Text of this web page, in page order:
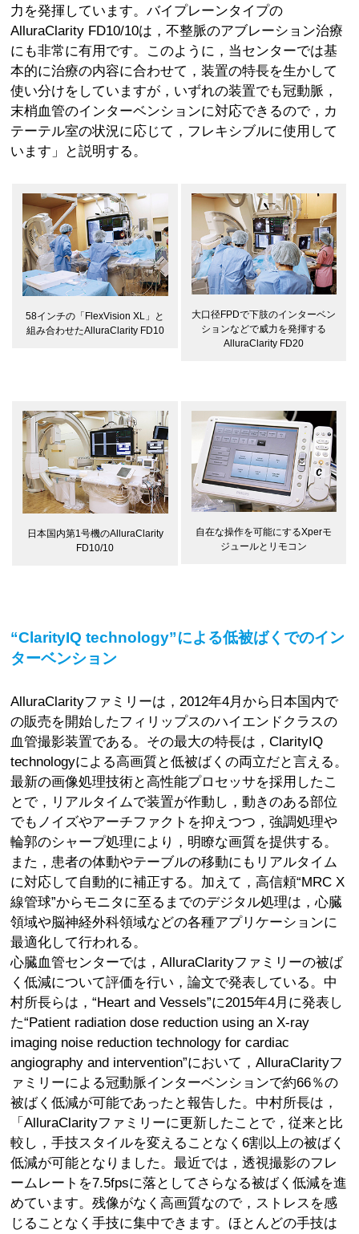
力を発揮しています。バイプレーンタイプの
AlluraClarity FD10/10は，不整脈のアブレーション治療
にも非常に有用です。このように，当センターでは基
本的に治療の内容に合わせて，装置の特長を生かして
使い分けをしていますが，いずれの装置でも冠動脈，
末梢血管のインターベンションに対応できるので，カ
テーテル室の状況に応じて，フレキシブルに使用して
います」と説明する。
58インチの「FlexVision XL」と
組み合わせたAlluraClarity FD10
大口径FPDで下肢のインターベン
ションなどで威力を発揮する
AlluraClarity FD20
日本国内第1号機のAlluraClarity
FD10/10
自在な操作を可能にするXperモ
ジュールとリモコン
“ClarityIQ technology”による低被ばくでのイン
ターベンション
AlluraClarityファミリーは，2012年4月から日本国内で
の販売を開始したフィリップスのハイエンドクラスの
血管撮影装置である。その最大の特長は，ClarityIQ
technologyによる高画質と低被ばくの両立だと言える。
最新の画像処理技術と高性能プロセッサを採用したこ
とで，リアルタイムで装置が作動し，動きのある部位
でもノイズやアーチファクトを抑えつつ，強調処理や
輪郭のシャープ処理により，明瞭な画質を提供する。
また，患者の体動やテーブルの移動にもリアルタイム
に対応して自動的に補正する。加えて，高信頼“MRC X
線管球”からモニタに至るまでのデジタル処理は，心臓
領域や脳神経外科領域などの各種アプリケーションに
最適化して行われる。
心臓血管センターでは，AlluraClarityファミリーの被ば
く低減について評価を行い，論文で発表している。中
村所長らは，“Heart and Vessels”に2015年4月に発表し
た“Patient radiation dose reduction using an X-ray
imaging noise reduction technology for cardiac
angiography and intervention”において，AlluraClarityフ
ァミリーによる冠動脈インターベンションで約66％の
被ばく低減が可能であったと報告した。中村所長は，
「AlluraClarityファミリーに更新したことで，従来と比
較し，手技スタイルを変えることなく6割以上の被ばく
低減が可能となりました。最近では，透視撮影のフレ
ームレートを7.5fpsに落としてさらなる被ばく低減を進
めています。残像がなく高画質なので，ストレスを感
じることなく手技に集中できます。ほとんどの手技は